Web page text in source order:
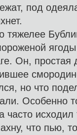
под
Он, простая
но что
Особенно
часто
что пью,